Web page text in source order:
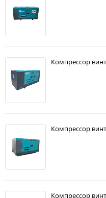
Компрессор
Компрессор
Компрессор